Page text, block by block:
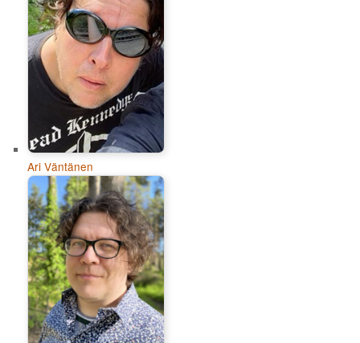
Ari Väntänen